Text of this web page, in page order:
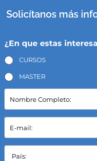
Solicítanos más
¿En que estas
CURSOS
MASTER
N
m
b
e
C
E
m
a
P